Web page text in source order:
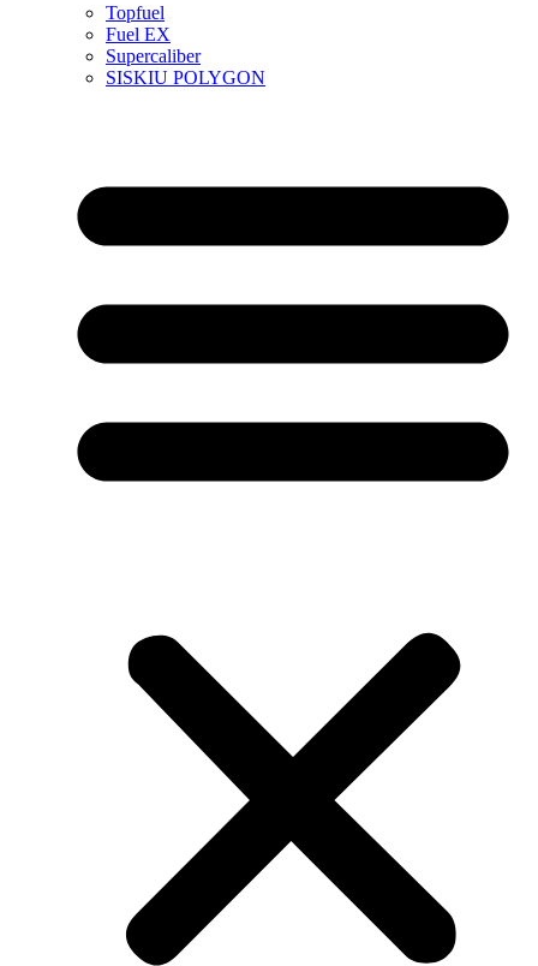
Topfuel
Fuel EX
Supercaliber
SISKIU POLYGON